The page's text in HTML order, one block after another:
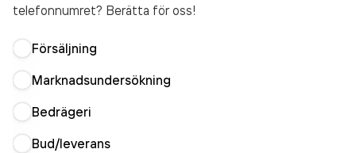
telefonnumret? Berätta för oss!
Försäljning
Marknadsundersökning
Bedrägeri
Bud/leverans